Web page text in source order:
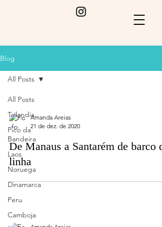
Blog
All Posts
Tailandia
Pico da
Bandeira
Laos
Noruega
Dinamarca
Peru
Camboja
All Posts
Amanda Areias
21 de dez. de 2020
De Manaus a Santarém de barco
linha